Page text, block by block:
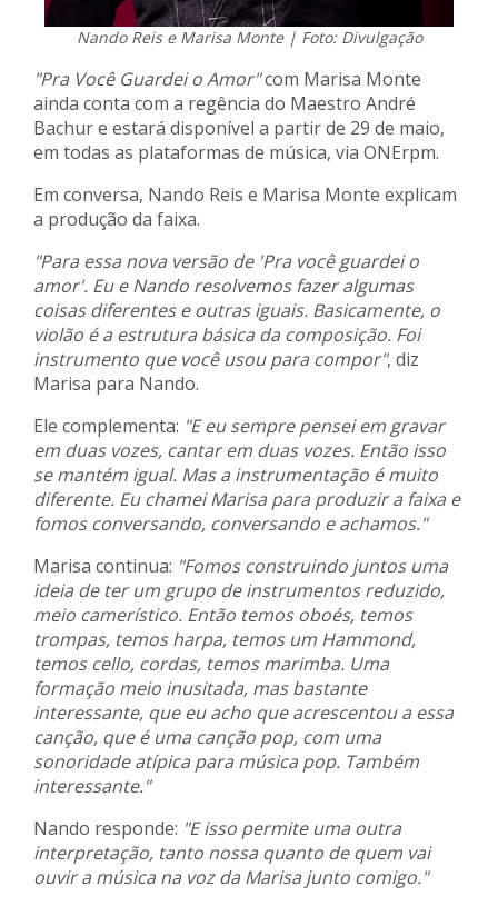
Nando Reis e Marisa Monte | Foto: Divulgação
"Pra Você Guardei o Amor"com Marisa Monte
ainda conta com a regência do Maestro André
Bachur e estará disponível a partir de 29 de maio,
em todas as plataformas de música, via ONErpm.
Em conversa, Nando Reis e Marisa Monte explicam
a produção da faixa.
"Para essa nova versão de 'Pra você guardei o
amor'. Eu e Nando resolvemos fazer algumas
coisas diferentes e outras iguais. Basicamente, o
violão é a estrutura básica da composição. Foi
instrumento que você usou para compor", diz
Marisa para Nando.
Ele complementa: "E eu sempre pensei em gravar
em duas vozes, cantar em duas vozes. Então isso
se mantém igual. Mas a instrumentação é muito
diferente. Eu chamei Marisa para produzir a faixa e
fomos conversando, conversando e achamos."
Marisa continua: "Fomos construindo juntos uma
ideia de ter um grupo de instrumentos reduzido,
meio camerístico. Então temos oboés, temos
trompas, temos harpa, temos um Hammond,
temos cello, cordas, temos marimba. Uma
formação meio inusitada, mas bastante
interessante, que eu acho que acrescentou a essa
canção, que é uma canção pop, com uma
sonoridade atípica para música pop. Também
interessante."
Nando responde: "E isso permite uma outra
interpretação, tanto nossa quanto de quem vai
ouvir a música na voz da Marisa junto comigo."